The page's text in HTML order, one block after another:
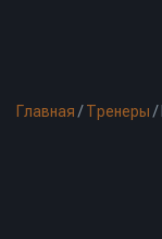
Главная /Тренеры /